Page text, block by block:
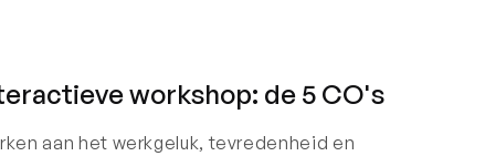
workshop: de 5 CO's
aan het werkgeluk, tevredenheid en